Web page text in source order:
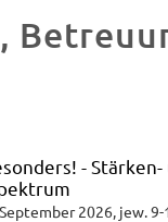
-
2026, jew.